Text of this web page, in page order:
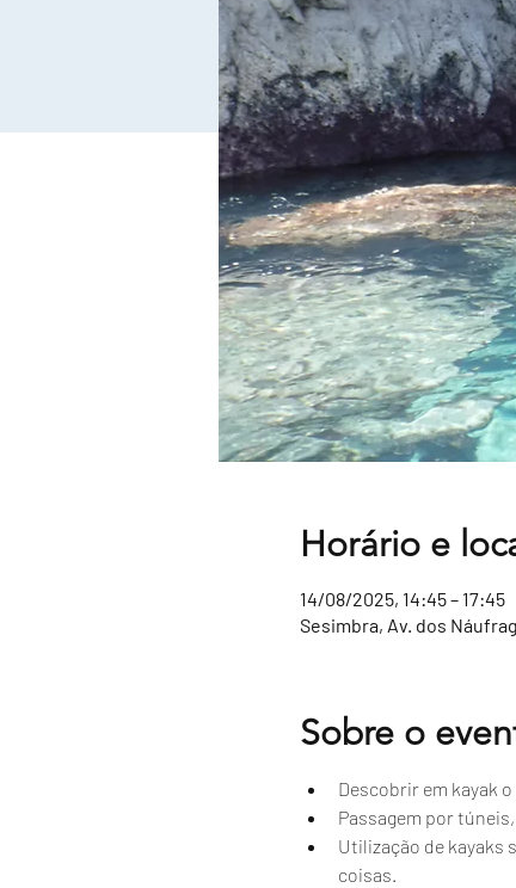
Horário e
14/08/2025, 14:45 – 17:45
Sesimbra, Av. dos
Sobre o
Descobrir em kayak
Passagem por
Utilização de kayaks
coisas.